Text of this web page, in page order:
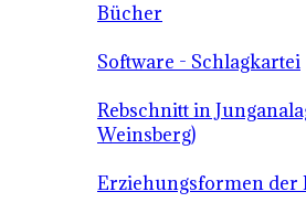
Bücher
Software - Schlagkartei
Rebschnitt in
Weinsberg)
Erziehungsformen der